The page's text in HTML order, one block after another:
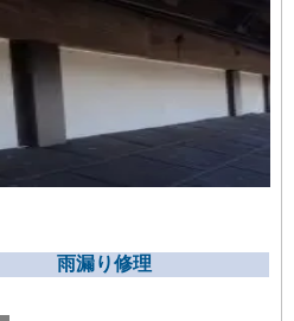
雨漏り修理